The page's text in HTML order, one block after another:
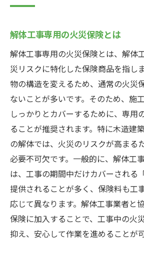
解体工事専用の火災保険とは
解体工事専用の火災保険とは、解体
災リスクに特化した保険商品を指し
物の構造を変えるため、通常の火災
ないことが多いです。そのため、施
しっかりとカバーするために、専用
ることが推奨されます。特に木造建
の解体では、火災のリスクが高まる
必要不可欠です。一般的に、解体工
は、工事の期間中だけカバーされる
提供されることが多く、保険料も工
応じて異なります。解体工事業者と
保険に加入することで、工事中の火
抑え、安心して作業を進めることが可